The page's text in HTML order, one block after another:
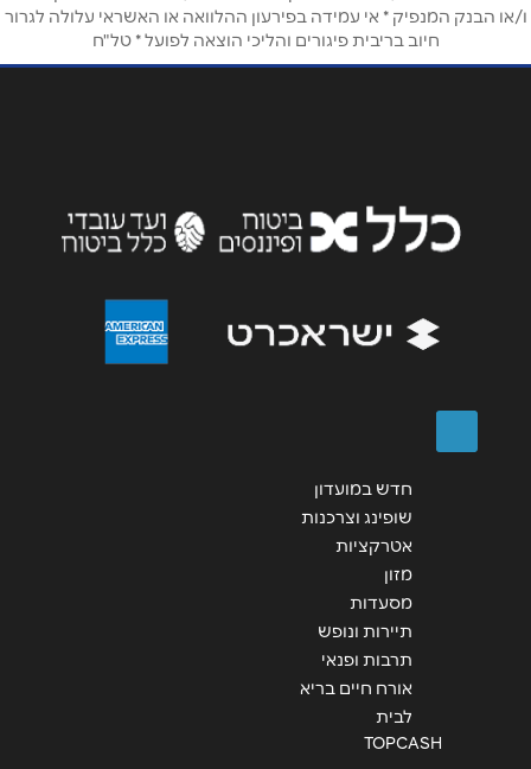
שליחה
ו/או הבנק המנפיק * אי עמידה בפירעון ההלוואה או האשראי עלולה לגרור
חיוב בריבית פיגורים והליכי הוצאה לפועל * טל"ח
חדש במועדון
שופינג וצרכנות
אטרקציות
מזון
מסעדות
תיירות ונופש
תרבות ופנאי
אורח חיים בריא
לבית
TOPCASH